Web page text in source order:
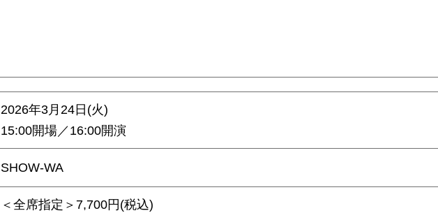
2026年3⽉24⽇(火)
15:00開場／16:00開演
SHOW-WA
＜全席指定＞7,700円(税込)